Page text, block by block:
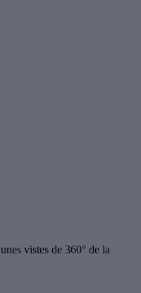
vistes de 360° de la